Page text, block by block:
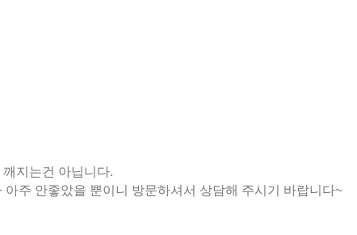
지는건 아닙니다.
주 안좋았을 뿐이니 방문하셔서 상담해 주시기 바랍니다~